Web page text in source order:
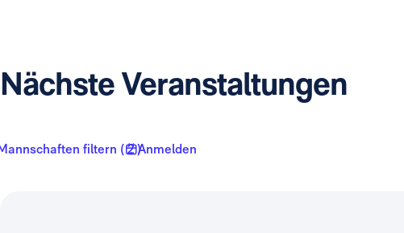
Nächste Veranstaltungen
filtern ( 2 )Anmelden